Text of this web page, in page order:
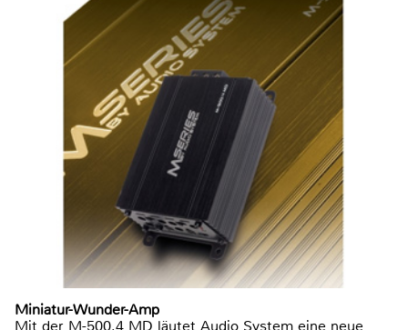
Miniatur-Wunder-Amp
Mit der M-500.4 MD läutet Audio System eine neue